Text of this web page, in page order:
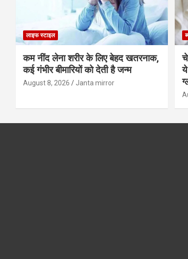
लाइफ स्टाइल
कम नींद लेना शरीर के लिए बेहद खतरनाक,
कई गंभीर बीमारियों को देती है जन्म
August 8, 2026 Janta mirror